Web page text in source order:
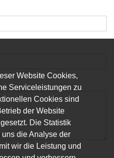
Website Cookies,
Serviceleistungen zu
Cookies sind
der Website
Die Statistik
die Analyse der
wir die Leistung und